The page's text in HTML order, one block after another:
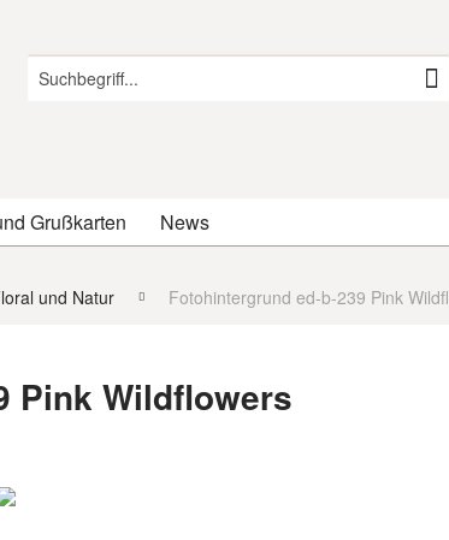
Grußkarten News
und Natur Fotohintergrund ed-b-239 Pink
Pink Wildflowers